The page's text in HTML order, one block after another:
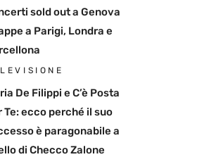
sold out a Genova
a Parigi, Londra e
De Filippi e C’è Posta
Te: ecco perché il suo
è paragonabile a
di Checco Zalone